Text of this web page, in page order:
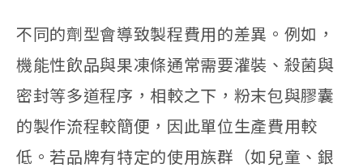
不同的劑型會導致製程費用的差異。例如，
機能性飲品與果凍條通常需要灌裝、殺菌與
密封等多道程序，相較之下，粉末包與膠囊
的製作流程較簡便，因此單位生產費用較
低。若品牌有特定的使用族群（如兒童、銀